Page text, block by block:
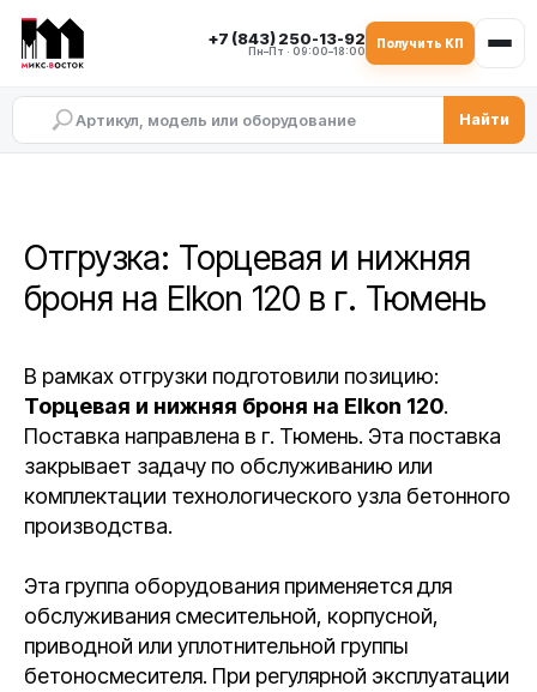
+7 (843) 250-13-92
Пн–Пт · 09:00–18:00
Получить КП
Найти
Отгрузка: Торцевая и нижняя
броня на Elkon 120 в г. Тюмень
В рамках отгрузки подготовили позицию:
Торцевая и нижняя броня на Elkon 120.
Поставка направлена в г. Тюмень. Эта поставка
закрывает задачу по обслуживанию или
комплектации технологического узла бетонного
производства.
Эта группа оборудования применяется для
обслуживания смесительной, корпусной,
приводной или уплотнительной группы
бетоносмесителя. При регулярной эксплуатации